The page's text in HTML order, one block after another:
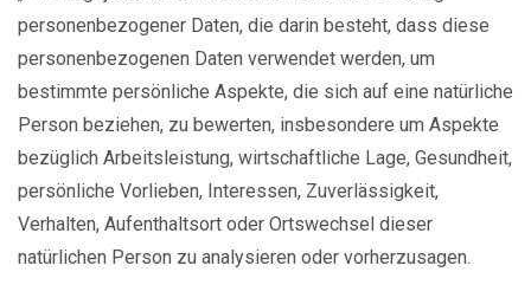
personenbezogener Daten, die darin besteht, dass diese
personenbezogenen Daten verwendet werden, um
bestimmte persönliche Aspekte, die sich auf eine natürliche
Person beziehen, zu bewerten, insbesondere um Aspekte
bezüglich Arbeitsleistung, wirtschaftliche Lage, Gesundheit,
persönliche Vorlieben, Interessen, Zuverlässigkeit,
Verhalten, Aufenthaltsort oder Ortswechsel dieser
natürlichen Person zu analysieren oder vorherzusagen.